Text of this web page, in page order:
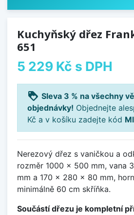
Kuchyňský dřez
651
5 229 Kč s DPH
loyalty Sleva 3 % na všechny
objednávky! Objednejte
Kč a v košíku zadejte kód
Nerezový dřez s vaničkou a
rozměr 1000 x 500 mm, vana
mm a 170 x 280 x 80 mm,
minimálně 60 cm skříňka.
Součástí dřezu je kompletní